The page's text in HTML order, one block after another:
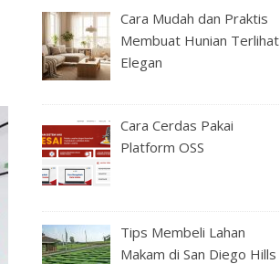
Cara Mudah dan Praktis
Membuat Hunian Terlihat
Elegan
Cara Cerdas Pakai
Platform OSS
Tips Membeli Lahan
Makam di San Diego Hills